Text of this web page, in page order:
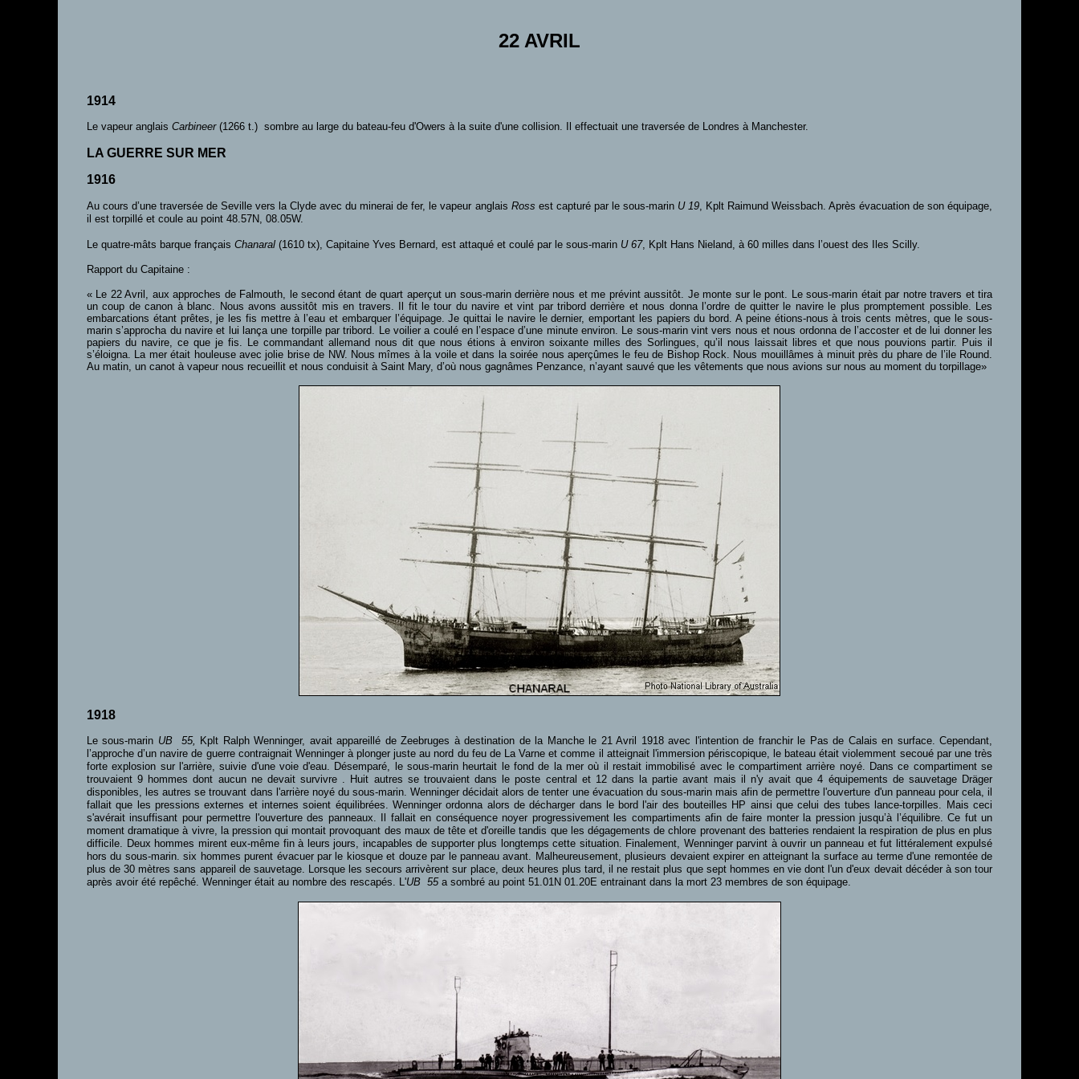
22 AVRIL
1914
Le vapeur anglais Carbineer (1266 t.) sombre au large du bateau-feu d'Owers à la suite d'une collision. Il effectuait une traversée de Londres à Manchester.
LA GUERRE SUR MER
1916
Au cours d’une traversée de Seville vers la Clyde avec du minerai de fer, le vapeur anglais Ross est capturé par le sous-marin U 19, Kplt Raimund Weissbach. Après évacuation de son équipage,
il est torpillé et coule au point 48.57N, 08.05W.
Le quatre-mâts barque français Chanaral (1610 tx), Capitaine Yves Bernard, est attaqué et coulé par le sous-marin U 67, Kplt Hans Nieland, à 60 milles dans l’ouest des Iles Scilly.
Rapport du Capitaine :
« Le 22 Avril, aux approches de Falmouth, le second étant de quart aperçut un sous-marin derrière nous et me prévint aussitôt. Je monte sur le pont. Le sous-marin était par notre travers et tira
un coup de canon à blanc. Nous avons aussitôt mis en travers. Il fit le tour du navire et vint par tribord derrière et nous donna l’ordre de quitter le navire le plus promptement possible. Les
embarcations étant prêtes, je les fis mettre à l’eau et embarquer l’équipage. Je quittai le navire le dernier, emportant les papiers du bord. A peine étions-nous à trois cents mètres, que le sous-
marin s’approcha du navire et lui lança une torpille par tribord. Le voilier a coulé en l’espace d’une minute environ. Le sous-marin vint vers nous et nous ordonna de l’accoster et de lui donner les
papiers du navire, ce que je fis. Le commandant allemand nous dit que nous étions à environ soixante milles des Sorlingues, qu’il nous laissait libres et que nous pouvions partir. Puis il
s’éloigna. La mer était houleuse avec jolie brise de NW. Nous mîmes à la voile et dans la soirée nous aperçûmes le feu de Bishop Rock. Nous mouillâmes à minuit près du phare de l’ile Round.
Au matin, un canot à vapeur nous recueillit et nous conduisit à Saint Mary, d’où nous gagnâmes Penzance, n’ayant sauvé que les vêtements que nous avions sur nous au moment du torpillage»
1918
Le sous-marin UB 55, Kplt Ralph Wenninger, avait appareillé de Zeebruges à destination de la Manche le 21 Avril 1918 avec l'intention de franchir le Pas de Calais en surface. Cependant,
l’approche d’un navire de guerre contraignait Wenninger à plonger juste au nord du feu de La Varne et comme il atteignait l'immersion périscopique, le bateau était violemment secoué par une très
forte explosion sur l'arrière, suivie d'une voie d'eau. Désemparé, le sous-marin heurtait le fond de la mer où il restait immobilisé avec le compartiment arrière noyé. Dans ce compartiment se
trouvaient 9 hommes dont aucun ne devait survivre . Huit autres se trouvaient dans le poste central et 12 dans la partie avant mais il n'y avait que 4 équipements de sauvetage Dräger
disponibles, les autres se trouvant dans l'arrière noyé du sous-marin. Wenninger décidait alors de tenter une évacuation du sous-marin mais afin de permettre l'ouverture d'un panneau pour cela, il
fallait que les pressions externes et internes soient équilibrées. Wenninger ordonna alors de décharger dans le bord l'air des bouteilles HP ainsi que celui des tubes lance-torpilles. Mais ceci
s'avérait insuffisant pour permettre l'ouverture des panneaux. Il fallait en conséquence noyer progressivement les compartiments afin de faire monter la pression jusqu’à l’équilibre. Ce fut un
moment dramatique à vivre, la pression qui montait provoquant des maux de tête et d'oreille tandis que les dégagements de chlore provenant des batteries rendaient la respiration de plus en plus
difficile. Deux hommes mirent eux-même fin à leurs jours, incapables de supporter plus longtemps cette situation. Finalement, Wenninger parvint à ouvrir un panneau et fut littéralement expulsé
hors du sous-marin. six hommes purent évacuer par le kiosque et douze par le panneau avant. Malheureusement, plusieurs devaient expirer en atteignant la surface au terme d'une remontée de
plus de 30 mètres sans appareil de sauvetage. Lorsque les secours arrivèrent sur place, deux heures plus tard, il ne restait plus que sept hommes en vie dont l'un d'eux devait décéder à son tour
après avoir été repêché. Wenninger était au nombre des rescapés. L'UB 55a sombré au point 51.01N 01.20E entrainant dans la mort 23 membres de son équipage.